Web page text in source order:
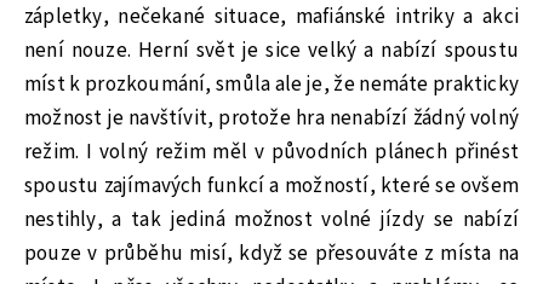
zápletky, nečekané situace, mafiánské intriky a akci
není nouze. Herní svět je sice velký a nabízí spoustu
míst k prozkoumání, smůla ale je, že nemáte prakticky
možnost je navštívit, protože hra nenabízí žádný volný
režim. I volný režim měl v původních plánech přinést
spoustu zajímavých funkcí a možností, které se ovšem
nestihly, a tak jediná možnost volné jízdy se nabízí
pouze v průběhu misí, když se přesouváte z místa na